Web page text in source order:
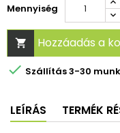
Mennyiség
 Hozzáadás a
 Szállítás 3-30
LEÍRÁS TERMÉK